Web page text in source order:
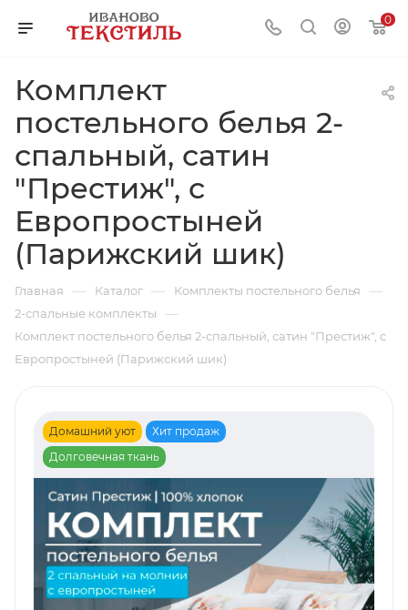
0
Комплект
постельного белья 2-
спальный, сатин
"Престиж", с
Европростыней
(Парижский шик)
Главная — Каталог — Комплекты постельного белья —
2-спальные комплекты —
Комплект постельного белья 2-спальный, сатин "Престиж", с
Европростыней (Парижский шик)
Домашний уют
Хит продаж
Долговечная ткань